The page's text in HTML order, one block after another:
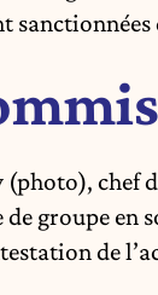
chef
groupe en
de